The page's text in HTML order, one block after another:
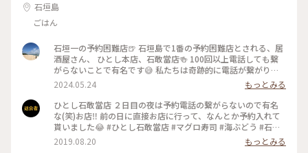
石垣島
ごはん
石垣一の予約困難店🍺 石垣島で1番の予約困難店とされる、居
酒屋さん、 ひとし本店、石敢當店🍻 100回以上電話しても繋
がらないことで有名です😅 私たちは奇跡的に電話が繋がり行
くことができました📞✨ 有名なのが、写真のイカ墨チャーハ
ン、うにソーメンチャンプルー🦑 2人前以上あって、なんとそ
れぞれ680円と破格の安さ🫢 まぐろ専門店のため、お刺身や、
お寿司(一貫から頼めます)なども安いし、新鮮🐟 そりゃ、おい
しくて、安ければ、予約取れないのも納得😅 何となく、繋が
りやすい時間帯が知れたので、次もがんばって予約したいと思
います😄 #沖縄 #石垣島 #ご飯#居酒屋
2024.05.24
もっとみる
ひとし石敢當店 ２日目の夜は予約電話の繋がらないので有名
な(笑)お店‼️ 前の日に直接お店に行って、なんとか予約入れて
貰いました😂 #ひとし石敢當店 #マグロ寿司 #海ぶどう #石垣
牛の握り #石垣島
2019.08.20
もっとみる